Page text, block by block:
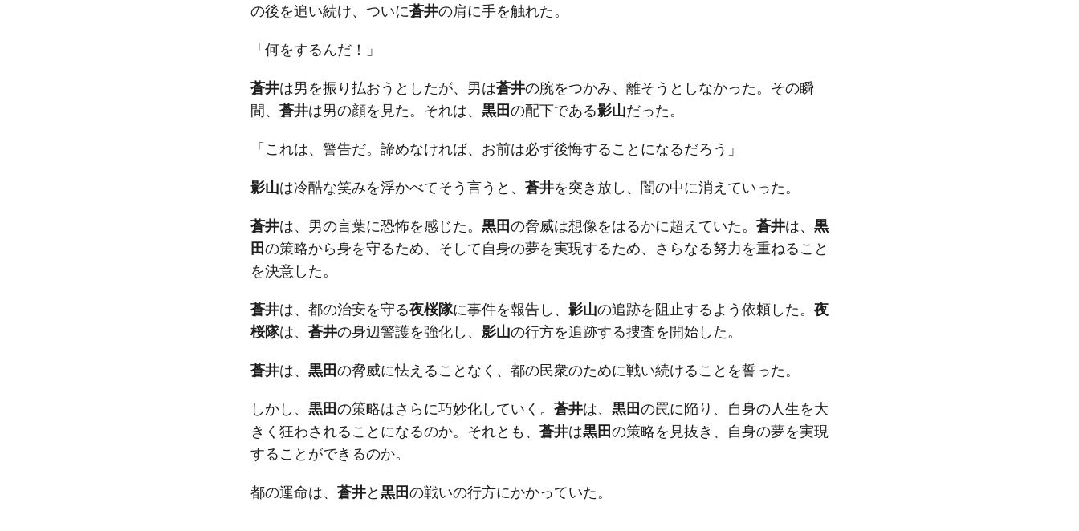
の後を追い続け、ついに蒼井の肩に手を触れた。
「何をするんだ！」
蒼井は男を振り払おうとしたが、男は蒼井の腕をつかみ、離そうとしなかった。その瞬
間、 蒼井は男の顔を見た。それは、 黒田の配下である影山だった。
「これは、警告だ。諦めなければ、お前は必ず後悔することになるだろう」
影山は冷酷な笑みを浮かべてそう言うと、 蒼井を突き放し、闇の中に消えていった。
蒼井は、男の言葉に恐怖を感じた。 黒田の脅威は想像をはるかに超えていた。 蒼井は、 黒
田の策略から身を守るため、そして自身の夢を実現するため、さらなる努力を重ねること
を決意した。
蒼井は、都の治安を守る夜桜隊に事件を報告し、 影山の追跡を阻止するよう依頼した。 夜
桜隊は、 蒼井の身辺警護を強化し、 影山の行方を追跡する捜査を開始した。
蒼井は、 黒田の脅威に怯えることなく、都の民衆のために戦い続けることを誓った。
しかし、 黒田の策略はさらに巧妙化していく。 蒼井は、 黒田の罠に陥り、自身の人生を大
きく狂わされることになるのか。それとも、 蒼井は黒田の策略を見抜き、自身の夢を実現
することができるのか。
都の運命は、 蒼井と黒田の戦いの行方にかかっていた。